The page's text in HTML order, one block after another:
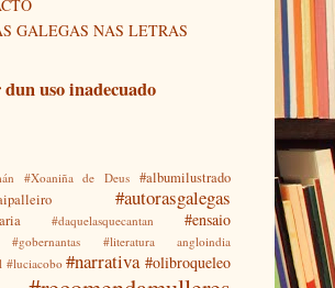
GALEGAS NAS LETRAS
uso inadecuado
#Xoaniña de Deus
#albumilustrado
#autorasgalegas
#daquelasquecantan #ensaio
#gobernantas
#literatura angloindia
#luciacobo #narrativa #olibroqueleo